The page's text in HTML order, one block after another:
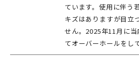
ています。使用に伴う
キズはありますが目立
せん。2025年11月に
てオーバーホールをし